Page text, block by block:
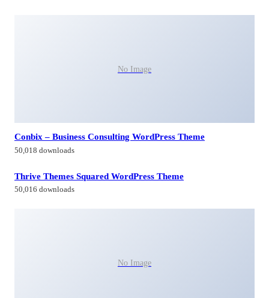
No Image
Conbix – Business Consulting WordPress Theme
50,018 downloads
Thrive Themes Squared WordPress Theme
50,016 downloads
No Image